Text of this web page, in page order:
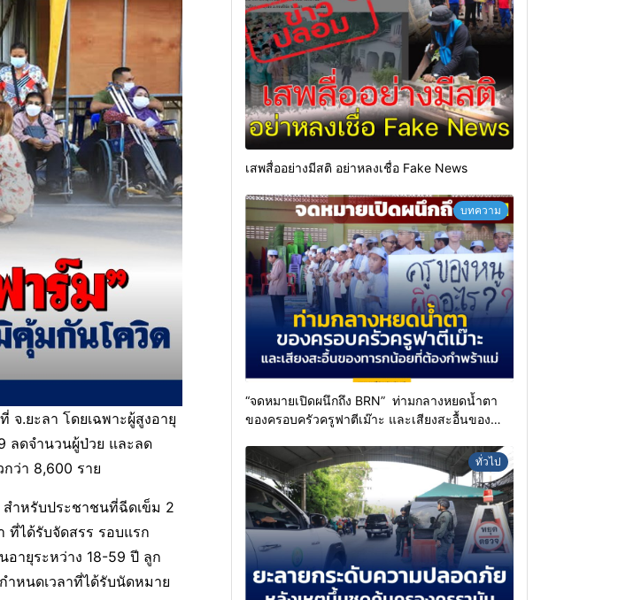
จ.ยะลา โดยเฉพาะผู้สูงอายุ
ลดจำนวนผู้ป่วย และลด
ว่า 8,600 ราย
ำหรับประชาชนที่ฉีดเข็ม 2
ที่ได้รับจัดสรร รอบแรก
ายุระหว่าง 18-59 ปี ลูก
ำหนดเวลาที่ได้รับนัดหมาย
เสพสื่ออย่างมีสติ อย่าหลงเชื่อ Fake News
บทความ
“จดหมายเปิดผนึกถึง BRN” ท่ามกลางหยดน้ำตา
ของครอบครัวครูฟาตีเม๊าะ และเสียงสะอื้นของ
ทั่วไป